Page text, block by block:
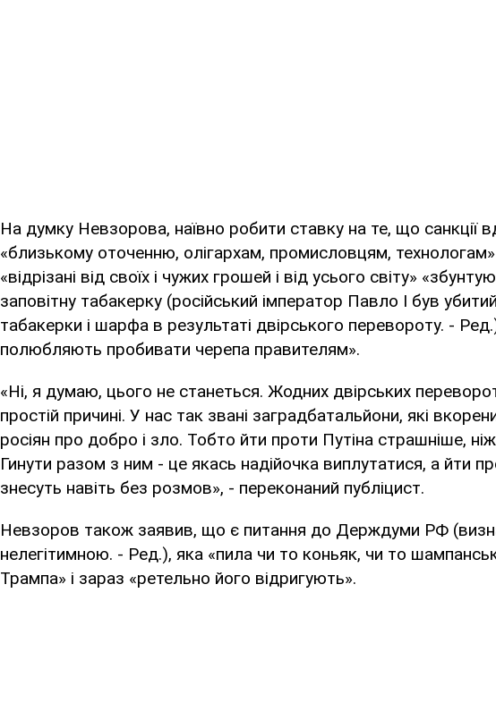
На думку Невзорова, наївно робити ставку на те, що санкції
«близькому оточенню, олігархам, промисловцям,
«відрізані від своїх і чужих грошей і від усього світу»
заповітну табакерку (російський імператор Павло I був
табакерки і шарфа в результаті двірського перевороту. -
полюбляють пробивати черепа правителям».
«Ні, я думаю, цього не станеться. Жодних двірських
простій причині. У нас так звані заградбатальйони, які
росіян про добро і зло. Тобто йти проти Путіна страшніше,
Гинути разом з ним - це якась надійочка виплутатися, а йти
знесуть навіть без розмов», - переконаний публіцист.
Невзоров також заявив, що є питання до Держдуми РФ
нелегітимною. - Ред.), яка «пила чи то коньяк, чи то
Трампа» і зараз «ретельно його відригують».